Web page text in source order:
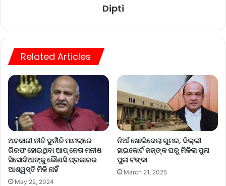
Dipti
Related Articles
ଅବକାରୀ ନୀତି ଦୁର୍ନୀତି ମାମଲାରେ
ଗିରଫ ହୋଇଥିବା ଆପ୍‌ ନେତା ମନୀଷ
ସିସୋଦିଆଙ୍କୁ କୌଣସି ପ୍ରକାରର
ଆଶ୍ୱସ୍ତି ମିଳି ନାହିଁ
May 22, 2024
ନିଆଁ ଖୋଲିଦେଲା ଗୁମର, ଦିଲ୍ଲୀ
ହାଇକୋର୍ଟ ଜଜ୍‌ଙ୍କ ଘରୁ ମିଳିଲା ପୁଳା
ପୁଳା ଟଙ୍କା
March 21, 2025